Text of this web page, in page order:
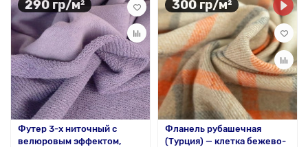
290 гр/м²
Футер 3-х ниточный с
велюровым эффектом,
300 гр/м²
Фланель рубашечная
(Турция) — клетка бежево-